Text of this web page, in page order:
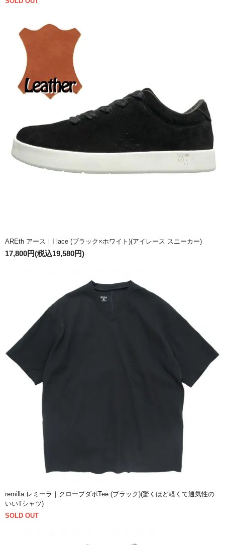
AREth アース｜I lace (ブラック×ホワイト)(アイレース スニーカー)
17,800円(税込19,580円)
remilla レミーラ｜クロープダボTee (ブラック)(驚くほど軽くて通気性の
いいTシャツ)
SOLD OUT